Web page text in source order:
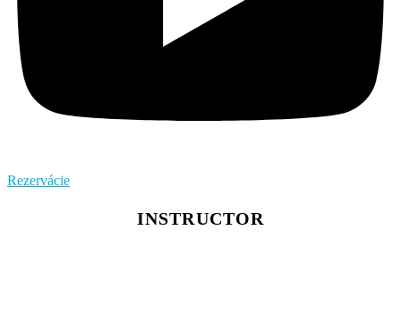
Rezervácie
INSTRUCTOR